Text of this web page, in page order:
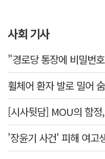
사회 기사